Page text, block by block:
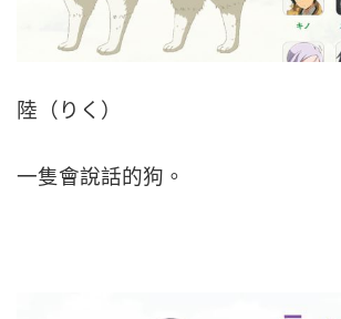
陸（りく）
一隻會說話的狗。